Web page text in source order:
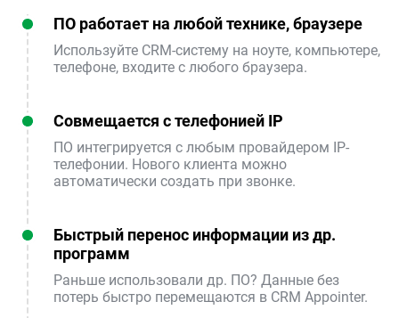
ПО работает на любой технике, браузере
Используйте CRM-систему на ноуте, компьютере,
телефоне, входите с любого браузера.
Совмещается с телефонией IP
ПО интегрируется с любым провайдером IP-
телефонии. Нового клиента можно
автоматически создать при звонке.
Быстрый перенос информации из др.
программ
Раньше использовали др. ПО? Данные без
потерь быстро перемещаются в CRM Appointer.